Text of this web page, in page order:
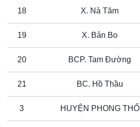
18 X. Nà Tăm
19 X. Bản Bo
20 BCP. Tam Đường
21 BC. Hồ Thầu
3 HUYỆN PHONG THỔ